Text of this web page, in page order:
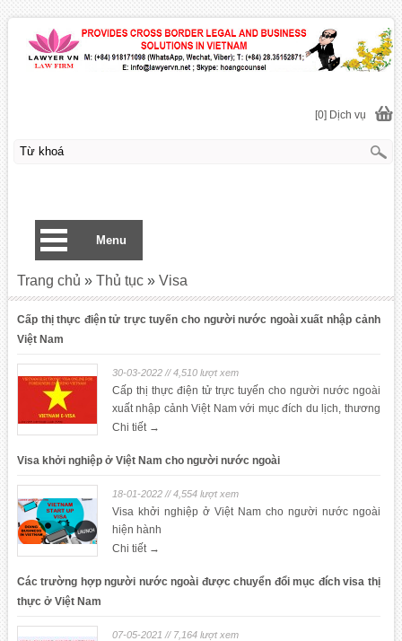
Cấp thị thực điện tử trực tuyến cho người nước ngoài xuất nhập cảnh
Việt Nam
30-03-2022 // 4,510 lượt xem
Cấp thị thực điện tử trực tuyến cho người nước ngoài
xuất nhập cảnh Việt Nam với mục đích du lịch, thương
mại, đầu tư, lao động, kết hôn
Chi tiết →
Visa khởi nghiệp ở Việt Nam cho người nước ngoài
18-01-2022 // 4,554 lượt xem
Visa khởi nghiệp ở Việt Nam cho người nước ngoài
hiện hành
Chi tiết →
Các trường hợp người nước ngoài được chuyển đổi mục đích visa thị
thực ở Việt Nam
07-05-2021 // 7,164 lượt xem
Trang chủ » Thủ tục » Visa
[0] Dịch vụ
Menu